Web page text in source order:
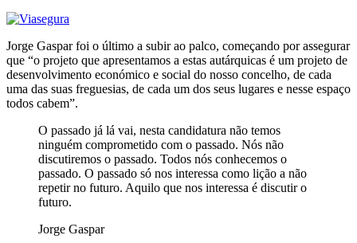
Jorge Gaspar foi o último a subir ao palco, começando por assegurar
que “o projeto que apresentamos a estas autárquicas é um projeto de
desenvolvimento económico e social do nosso concelho, de cada
uma das suas freguesias, de cada um dos seus lugares e nesse espaço
todos cabem”.
O passado já lá vai, nesta candidatura não temos
ninguém comprometido com o passado. Nós não
discutiremos o passado. Todos nós conhecemos o
passado. O passado só nos interessa como lição a não
repetir no futuro. Aquilo que nos interessa é discutir o
futuro.
Jorge Gaspar